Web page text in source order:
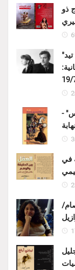
ذو
"القصيدة الأخيرة للشاعر البريطاني تيد
-
في